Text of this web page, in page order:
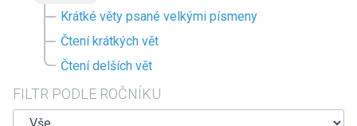
Krátké věty psané velkými písmeny
Čtení krátkých vět
Čtení delších vět
FILTR PODLE ROČNÍKU